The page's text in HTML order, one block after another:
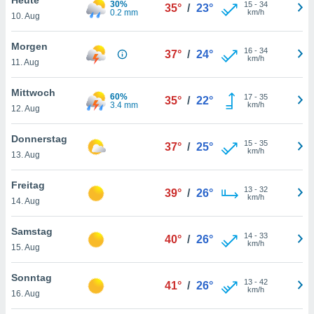
oder
Partner
es uns
das
der
Profil zu
Ihnen
finden
. Sie
jederzeit
Rand
10. Aug
30%
0.2 mm
35° / 23° 15- 34
km/h
Morgen
11. Aug
37° / 24° 16- 34
km/h
Mittwoch
12. Aug
60%
3.4 mm
35° / 22° 17- 35
km/h
Donnerstag
13. Aug
37° / 25° 15- 35
km/h
Freitag
14. Aug
39° / 26° 13- 32
km/h
Samstag
15. Aug
40° / 26° 14- 33
km/h
Sonntag
16. Aug
41° / 26° 13- 42
km/h